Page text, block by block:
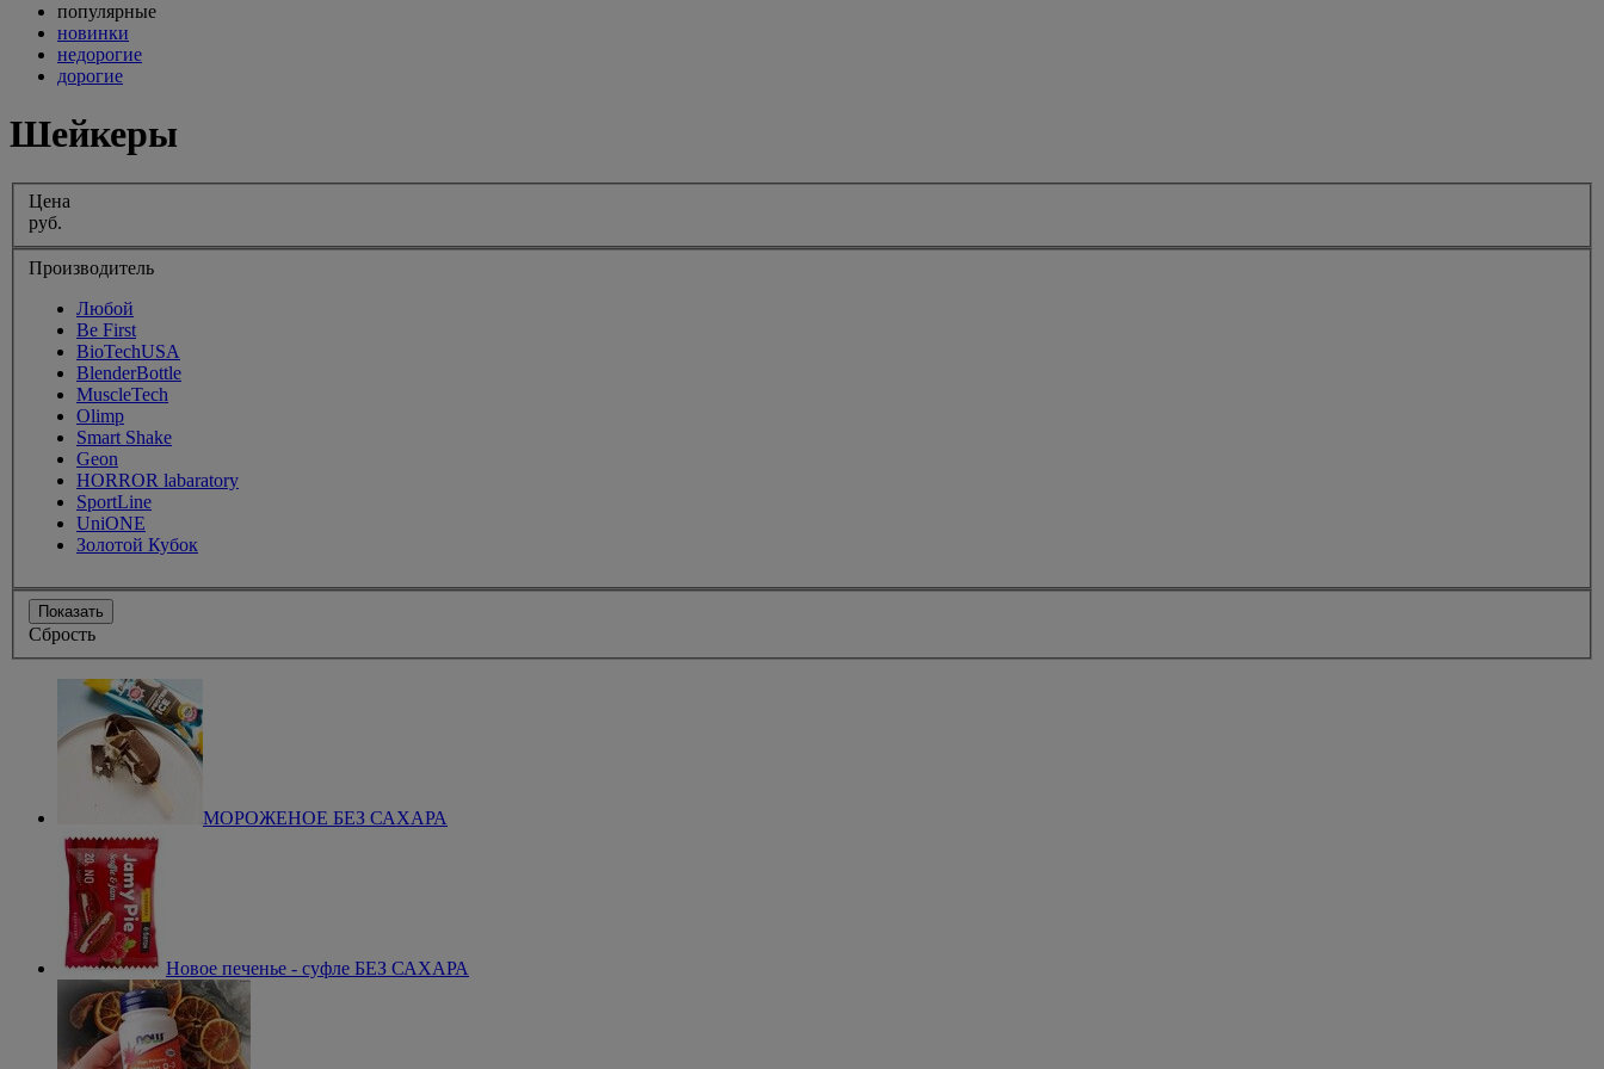
популярные
новинки
недорогие
дорогие
Шейкеры
Цена
руб.
Производитель
Любой
Be First
BioTechUSA
BlenderBottle
MuscleTech
Olimp
Smart Shake
Geon
HORROR labaratory
SportLine
UniONE
Золотой Кубок
Показать
Сбрость
МОРОЖЕНОЕ БЕЗ САХАРА
Новое печенье - суфле БЕЗ САХАРА